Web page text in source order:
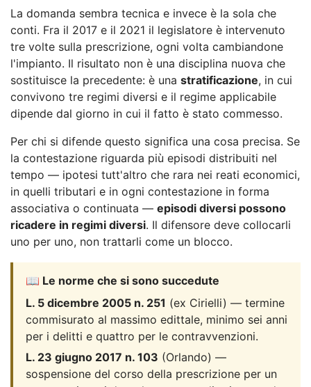
La domanda sembra tecnica e invece è la sola che
conti. Fra il 2017 e il 2021 il legislatore è intervenuto
tre volte sulla prescrizione, ogni volta cambiandone
l'impianto. Il risultato non è una disciplina nuova che
sostituisce la precedente: è una stratificazione, in cui
convivono tre regimi diversi e il regime applicabile
dipende dal giorno in cui il fatto è stato commesso.
Per chi si difende questo significa una cosa precisa. Se
la contestazione riguarda più episodi distribuiti nel
tempo — ipotesi tutt'altro che rara nei reati economici,
in quelli tributari e in ogni contestazione in forma
associativa o continuata — episodi diversi possono
ricadere in regimi diversi. Il difensore deve collocarli
uno per uno, non trattarli come un blocco.
📖 Le norme che si sono succedute
L. 5 dicembre 2005 n. 251 (ex Cirielli) — termine
commisurato al massimo edittale, minimo sei anni
per i delitti e quattro per le contravvenzioni.
L. 23 giugno 2017 n. 103 (Orlando) —
sospensione del corso della prescrizione per un